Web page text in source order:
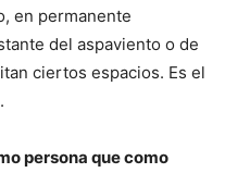
en permanente
del aspaviento o de
ciertos espacios. Es el
persona que como